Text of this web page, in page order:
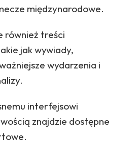
międzynarodowe.
również treści
jak wywiady,
wydarzenia i
interfejsowi
znajdzie dostępne